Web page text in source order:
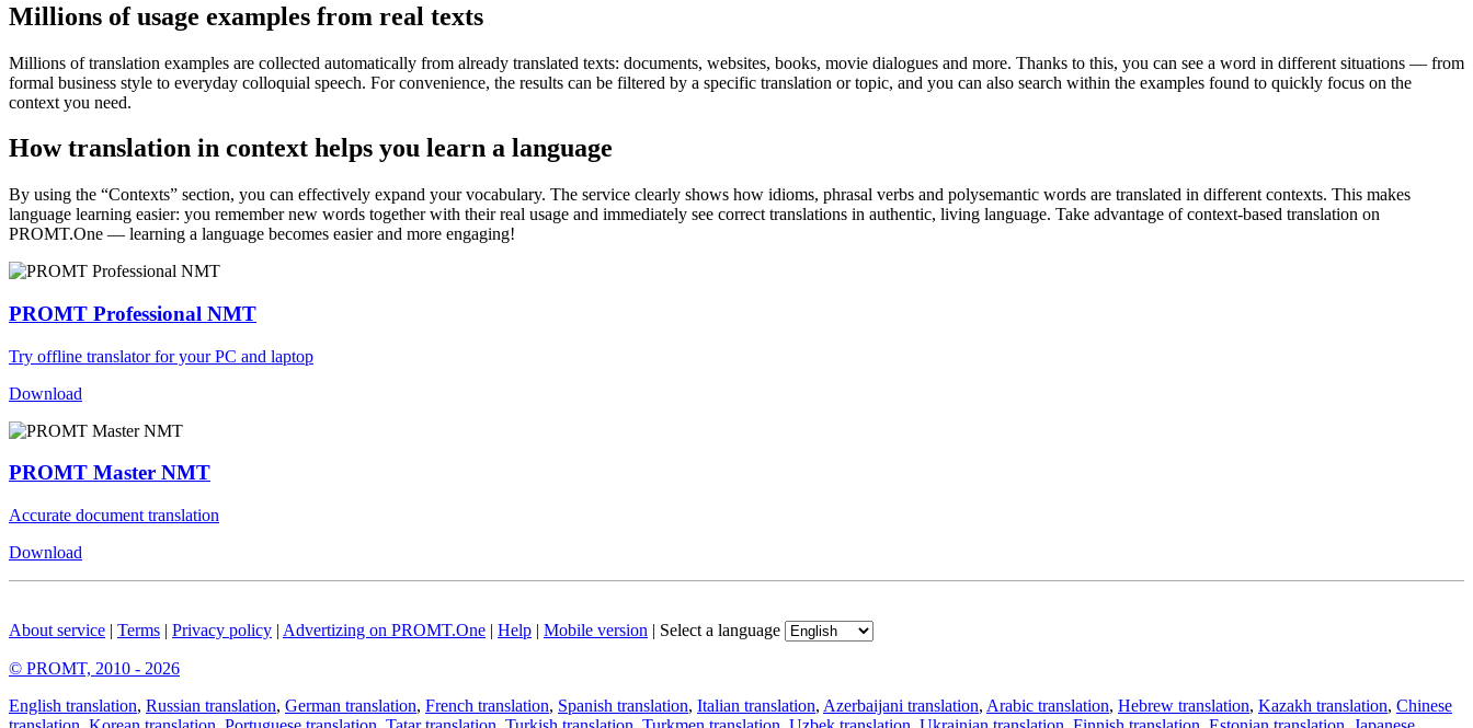
Millions of usage examples from real texts
Millions of translation examples are collected automatically from already translated texts: documents, websites, books, movie dialogues and more. Thanks to this, you can see a word in different situations — from
formal business style to everyday colloquial speech. For convenience, the results can be filtered by a specific translation or topic, and you can also search within the examples found to quickly focus on the
context you need.
How translation in context helps you learn a language
By using the “Contexts” section, you can effectively expand your vocabulary. The service clearly shows how idioms, phrasal verbs and polysemantic words are translated in different contexts. This makes
language learning easier: you remember new words together with their real usage and immediately see correct translations in authentic, living language. Take advantage of context-based translation on
PROMT.One — learning a language becomes easier and more engaging!
PROMT Professional NMT
Try offline translator for your PC and laptop
Download
PROMT Master NMT
Accurate document translation
Download
About service | Terms | Privacy policy | Advertizing on PROMT.One | Help | Mobile version | Select a language
© PROMT, 2010 - 2026
English translation, Russian translation, German translation, French translation, Spanish translation, Italian translation, Azerbaijani translation, Arabic translation, Hebrew translation, Kazakh translation, Chinese